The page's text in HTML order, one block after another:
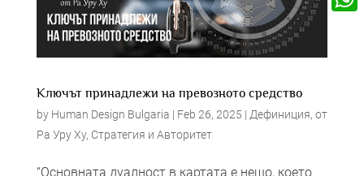
Ключът принадлежи на превозното средство
by Human Design Bulgaria | Feb 26, 2025 | Дефиниция, от
Ра Уру Ху, Стратегия и Авторитет
“Основната дуалност в картата е нещо, което